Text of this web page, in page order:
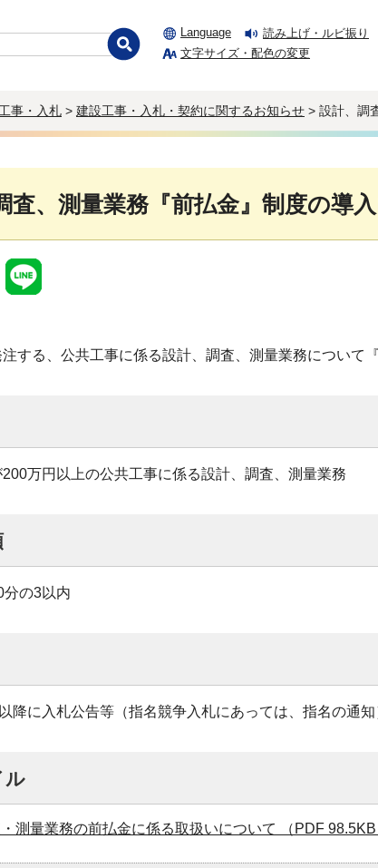
Language
読み上げ・ルビ振り
文字サイズ・配色の変更
事・入札 > 建設工事・入札・契約に関するお知らせ > 設計、調
査、測量業務『前払金』制度の導
する、公共工事に係る設計、調査、測量業務について
万円以上の公共工事に係る設計、調査、測量業務
分の3以内
降に入札公告等（指名競争入札にあっては、指名の通知
ル
測量業務の前払金に係る取扱いについて （PDF 98.5KB